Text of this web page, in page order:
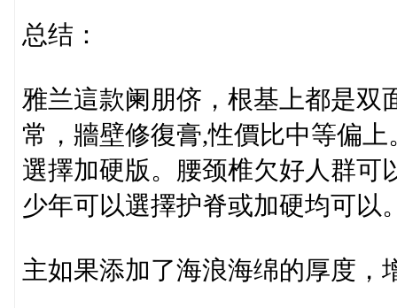
总结：
雅兰這款阑朋侪，根基上都是双
常，牆壁修復膏,性價比中等偏
選擇加硬版。腰颈椎欠好人群可
少年可以選擇护脊或加硬均可以
主如果添加了海浪海绵的厚度，